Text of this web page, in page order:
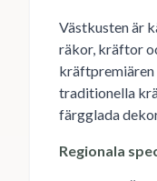
Västkusten är
räkor, kräftor
kräftpremiären
traditionella
färgglada
Regionala